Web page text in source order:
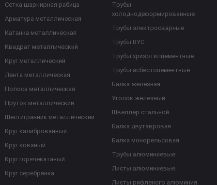
Сетка шарнирная рабица
Арматура металлическая
Катанка металлическая
Квадрат металлический
Круг металлический
Лента металлическая
Полоса металлическая
Пруток металлический
Шестигранник металлический
Круг калиброванный
Круг кованый
Круг горячекатаный
Круг серебрянка
Трубы
холоднодеформированные
Трубы электросварные
Трубы ВУС
Трубы хризотилцементные
Трубы асбестоцементные
Балка железная
Уголок железный
Швеллер стальной
Балка двутавровая
Балка монорельсовая
Трубы алюминиевые
Листы алюминиевые
Листы рифленого алюминия